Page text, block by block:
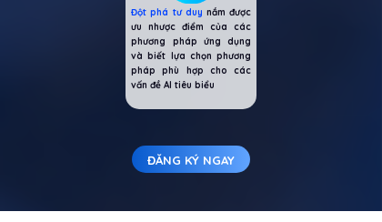
Đột phá tư duynắm được
ưu nhược điểm của các
phương pháp ứng dụng
và biết lựa chọn phương
pháp phù hợp cho các
vấn đề AI tiêu biểu
ĐĂNG KÝ NGAY